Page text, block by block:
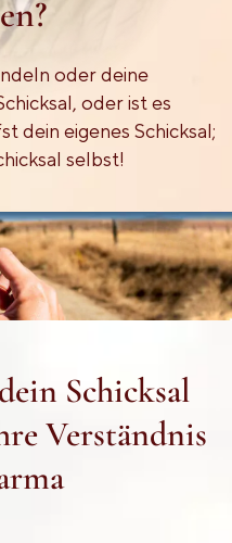
oder deine
oder ist es
dein eigenes Schicksal;
selbst!
Schicksal
Verständnis